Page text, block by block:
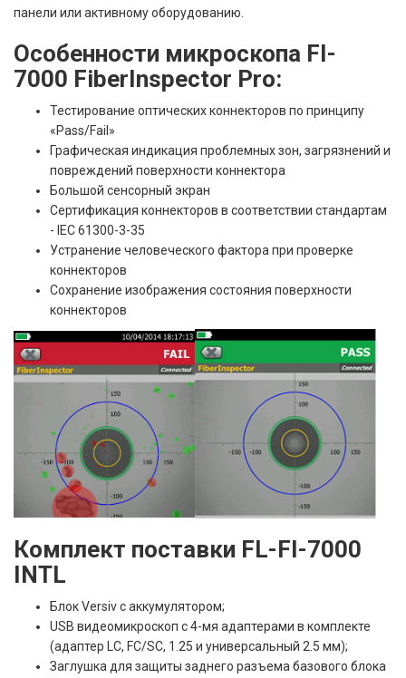
панели или активному оборудованию.
Особенности микроскопа FI-
7000 FiberInspector Pro:
Тестирование оптических коннекторов по принципу
«Pass/Fail»
Графическая индикация проблемных зон, загрязнений и
повреждений поверхности коннектора
Большой сенсорный экран
Сертификация коннекторов в соответствии стандартам
- IEC 61300-3-35
Устранение человеческого фактора при проверке
коннекторов
Сохранение изображения состояния поверхности
коннекторов
Комплект поставки FL-FI-7000
INTL
Блок Versiv с аккумулятором;
USB видеомикроскоп с 4-мя адаптерами в комплекте
(адаптер LC, FC/SC, 1.25 и универсальный 2.5 мм);
Заглушка для защиты заднего разъема базового блока